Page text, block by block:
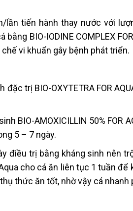
lần tiến hành thay nước với
bằng BIO-IODINE COMPLEX
vi khuẩn gây bệnh phát triển.
đặc trị BIO-OXYTETRA FOR
BIO-AMOXICILLIN 50% FOR
5 – 7 ngày.
điều trị bằng kháng sinh nên
Aqua cho cá ăn liên tục 1 tuần
thức ăn tốt, nhờ vậy cá